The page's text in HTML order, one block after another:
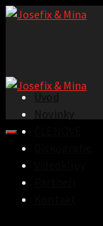
Úvod
Novinky